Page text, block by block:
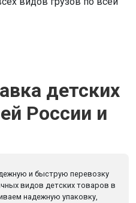
детских
России и
и быструю перевозку
видов детских товаров в
надежную упаковку,